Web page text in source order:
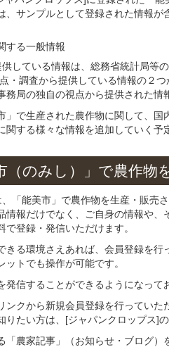
、サンプルとして登録された情報
する一般情報
している情報は、総務省統計局等
・調査から提供している情報の２
務局の独自の視点から提供された情
」で生産された農作物に関して、
関する様々な情報を追加していく予
（のみし）」 で農作物
「能美市」で農作物を生産・販売
情報だけでなく、ご自身の情報や
登録・発信いただけます。
きる環境さえあれば、会員登録を
ットでも操作が可能です。
発信することができるようになって
ンクから新規会員登録を行ってい
りたい方は、[ジャパンクロップス]の
「農家記事」（お知らせ・ブログ）